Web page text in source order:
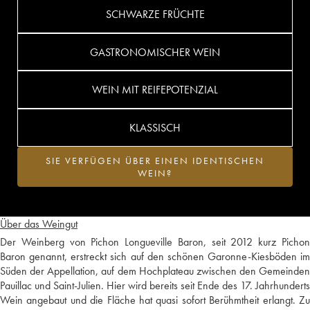
Über das Weingut
Der Weinberg von Pichon Longueville Baron, seit 2012 kurz Pichon
Baron genannt, erstreckt sich auf den schönen Garonne-Kiesböden im
Süden der Appellation, auf dem Hochplateau zwischen den Gemeinden
Pauillac und Saint-Julien. Hier wird bereits seit Ende des 17. Jahrhunderts
Wein angebaut und die Fläche hat quasi sofort Berühmtheit erlangt. Zu
SCHWARZE FRÜCHTE
GASTRONOMISCHER WEIN
WEIN MIT REIFEPOTENZIAL
KLASSISCH
SIE VERFÜGEN ÜBER EINEN IDENTISCHEN
WEIN?